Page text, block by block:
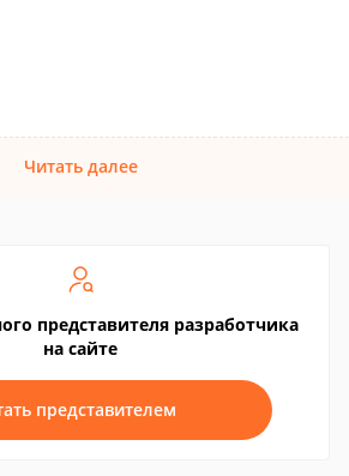
Читать далее
представителя разработчика
на сайте
представителем